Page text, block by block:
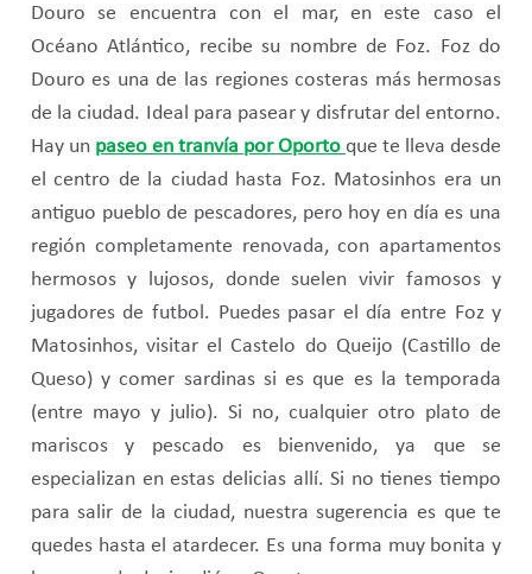
Douro se encuentra con el mar, en este caso el
Océano Atlántico, recibe su nombre de Foz. Foz do
Douro es una de las regiones costeras más hermosas
de la ciudad. Ideal para pasear y disfrutar del entorno.
Hay un paseo en tranvía por Oporto que te lleva desde
el centro de la ciudad hasta Foz. Matosinhos era un
antiguo pueblo de pescadores, pero hoy en día es una
región completamente renovada, con apartamentos
hermosos y lujosos, donde suelen vivir famosos y
jugadores de futbol. Puedes pasar el día entre Foz y
Matosinhos, visitar el Castelo do Queijo (Castillo de
Queso) y comer sardinas si es que es la temporada
(entre mayo y julio). Si no, cualquier otro plato de
mariscos y pescado es bienvenido, ya que se
especializan en estas delicias allí. Si no tienes tiempo
para salir de la ciudad, nuestra sugerencia es que te
quedes hasta el atardecer. Es una forma muy bonita y